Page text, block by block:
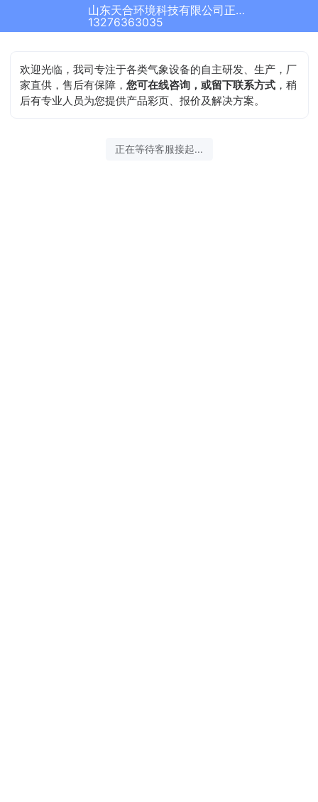
山东天合环境科技有限公司正在为您服务
13276363035
欢迎光临，我司专注于各类气象设备的自主研发、生产，厂
家直供，售后有保障，您可在线咨询，或留下联系方式 ，稍
后有专业人员为您提供产品彩页、报价及解决方案。
正在等待客服接起...